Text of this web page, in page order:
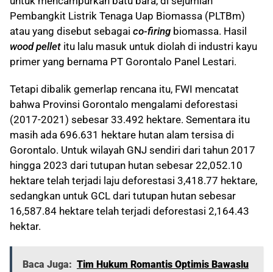
Pembangkit Listrik Tenaga Uap Biomassa (PLTBm)
atau yang disebut sebagai co-firing biomassa. Hasil
wood pellet itu lalu masuk untuk diolah di industri kayu
primer yang bernama PT Gorontalo Panel Lestari.
Tetapi dibalik gemerlap rencana itu, FWI mencatat
bahwa Provinsi Gorontalo mengalami deforestasi
(2017-2021) sebesar 33.492 hektare. Sementara itu
masih ada 696.631 hektare hutan alam tersisa di
Gorontalo. Untuk wilayah GNJ sendiri dari tahun 2017
hingga 2023 dari tutupan hutan sebesar 22,052.10
hektare telah terjadi laju deforestasi 3,418.77 hektare,
sedangkan untuk GCL dari tutupan hutan sebesar
16,587.84 hektare telah terjadi deforestasi 2,164.43
hektar.
Baca Juga: Tim Hukum Romantis Optimis Bawaslu